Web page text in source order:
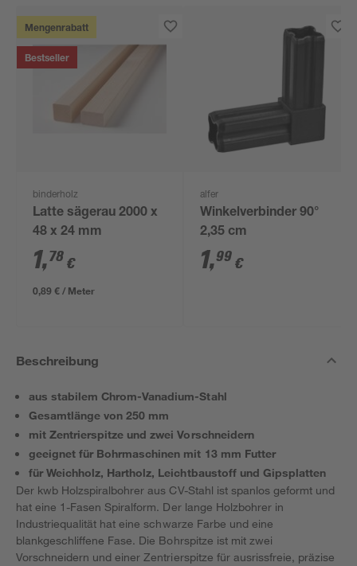
Mengenrabatt
Bestseller
binderholz
Latte sägerau 2000 x
48 x 24 mm
1,78 €
0,89 € / Meter
alfer
Winkelverbinder 90°
2,35 cm
1,99 €
Beschreibung
aus stabilem Chrom-Vanadium-Stahl
Gesamtlänge von 250 mm
mit Zentrierspitze und zwei Vorschneidern
geeignet für Bohrmaschinen mit 13 mm Futter
für Weichholz, Hartholz, Leichtbaustoff und Gipsplatten
Der kwb Holzspiralbohrer aus CV-Stahl ist spanlos geformt und
hat eine 1-Fasen Spiralform. Der lange Holzbohrer in
Industriequalität hat eine schwarze Farbe und eine
blankgeschliffene Fase. Die Bohrspitze ist mit zwei
Vorschneidern und einer Zentrierspitze für ausrissfreie, präzise